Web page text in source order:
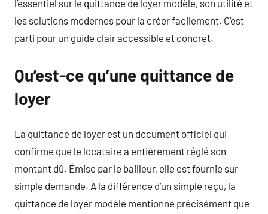
l’essentiel sur le quittance de loyer modèle, son utilité et
les solutions modernes pour la créer facilement. C’est
parti pour un guide clair accessible et concret.
Qu’est-ce qu’une quittance de
loyer
La quittance de loyer est un document officiel qui
confirme que le locataire a entièrement réglé son
montant dû. Émise par le bailleur, elle est fournie sur
simple demande. À la différence d’un simple reçu, la
quittance de loyer modèle mentionne précisément que